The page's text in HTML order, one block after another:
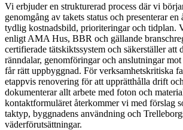
Vi erbjuder en strukturerad process där vi
genomgång av takets status och presenterar en
tydlig kostnadsbild, prioriteringar och tidplan.
enligt AMA Hus, BBR och gällande
certifierade tätskiktssystem och säkerställer att
ränndalar, genomföringar och anslutningar
får rätt uppbyggnad. För verksamhetskritiska
etappvis renovering för att upprätthålla drift
dokumenterar allt arbete med foton och
kontaktformuläret återkommer vi med förslag
taktyp, byggnadens användning och
väderförutsättningar.